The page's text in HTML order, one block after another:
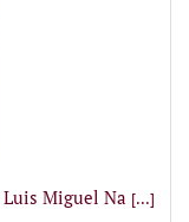
Luis Miguel Na [...]